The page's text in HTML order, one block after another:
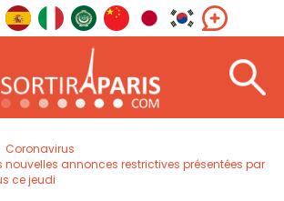
Coronavirus
nouvelles annonces restrictives présentées par
ce jeudi